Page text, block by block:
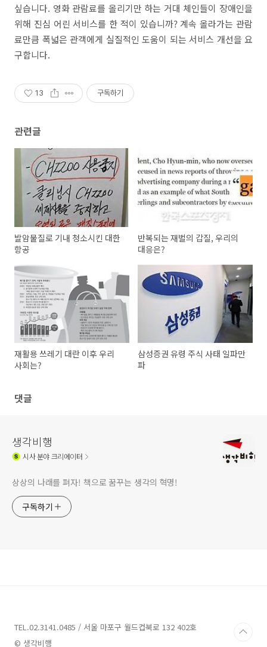
싶습니다. 영화 관람료를 올리기만 하는 거대 체인들이 장애인을
위해 진심 어린 서비스를 한 적이 있습니까? 계속 올라가는 관람
료만큼 폭넓은 관객에게 실질적인 도움이 되는 서비스 개선을 요
구합니다.
13 구독하기
관련글
발암물질로 기내 청소시킨 대한
항공
반복되는 재벌의 갑질, 우리의
대응은?
재활용 쓰레기 대란 이후 우리
사회는?
삼성증권 유령 주식 사태 일파만
파
댓글
생각비행
시사분야 크리에이터
상상의 나래를 펴자! 책으로 꿈꾸는 생각의 혁명!
구독하기
TEL.02.3141.0485 / 서울 마포구 월드컵북로 132 402호
© 생각비행